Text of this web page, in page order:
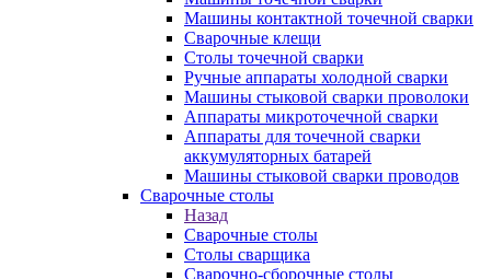
Машины контактной точечной сварки
Сварочные клещи
Столы точечной сварки
Ручные аппараты холодной сварки
Машины стыковой сварки проволоки
Аппараты микроточечной сварки
Аппараты для точечной сварки
аккумуляторных батарей
Машины стыковой сварки проводов
Сварочные столы
Назад
Сварочные столы
Столы сварщика
Сварочно-сборочные столы